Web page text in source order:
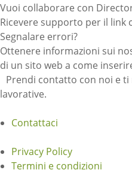
Vuoi collaborare con
Ricevere supporto per il link
Segnalare errori?
Ottenere informazioni sui
di un sito web a come
Prendi contatto con noi e
lavorative.
Contattaci
Privacy Policy
Termini e condizioni